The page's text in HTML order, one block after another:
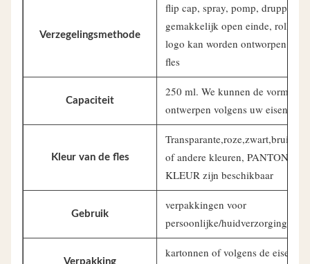
Verzegelingsmethode
flip cap, spray, pomp, druppel,
gemakkelijk open einde, roll op,
logo kan worden ontworpen op
fles
Capaciteit
250 ml. We kunnen de vorm
ontwerpen volgens uw eisen.
Kleur van de fles
of andere kleuren, PANTONE-
KLEUR zijn beschikbaar
Gebruik
verpakkingen voor
persoonlijke/huidverzorging
Verpakking
kartonnen of volgens de eisen